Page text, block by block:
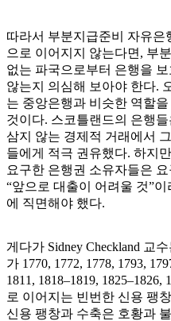
따라서 부분지급준비 자유
으로 이어지지 않는다면, 부
없는 파국으로부터 은행을
않는지 의심해 보아야 한다.
는 중앙은행과 비슷한 역할
것이다. 스코틀랜드의 은행
삼지 않는 경제적 거래에서
들에게 적극 권유했다. 하지
요구한 은행권 소유자들은
“앞으로 대출이 어려울 것”
에 직면해야 했다.
게다가 Sidney Checkland 교
가 1770, 1772, 1778, 1793,
1811, 1818–1819, 1825–1826,
로 이어지는 빈번한 신용 팽
신용 팽창과 수축은 호황과